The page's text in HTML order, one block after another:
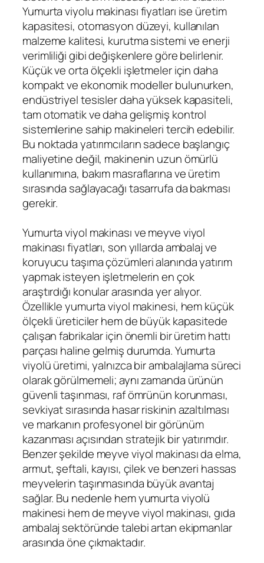
Yumurta viyolu makinası fiyatları ise üretim
kapasitesi, otomasyon düzeyi, kullanılan
malzeme kalitesi, kurutma sistemi ve enerji
verimliliği gibi değişkenlere göre belirlenir.
Küçük ve orta ölçekli işletmeler için daha
kompakt ve ekonomik modeller bulunurken,
endüstriyel tesisler daha yüksek kapasiteli,
tam otomatik ve daha gelişmiş kontrol
sistemlerine sahip makineleri tercih edebilir.
Bu noktada yatırımcıların sadece başlangıç
maliyetine değil, makinenin uzun ömürlü
kullanımına, bakım masraflarına ve üretim
sırasında sağlayacağı tasarrufa da bakması
gerekir.
Yumurta viyol makinası ve meyve viyol
makinası fiyatları, son yıllarda ambalaj ve
koruyucu taşıma çözümleri alanında yatırım
yapmak isteyen işletmelerin en çok
araştırdığı konular arasında yer alıyor.
Özellikle yumurta viyol makinesi, hem küçük
ölçekli üreticiler hem de büyük kapasitede
çalışan fabrikalar için önemli bir üretim hattı
parçası haline gelmiş durumda. Yumurta
viyolü üretimi, yalnızca bir ambalajlama süreci
olarak görülmemeli; aynı zamanda ürünün
güvenli taşınması, raf ömrünün korunması,
sevkiyat sırasında hasar riskinin azaltılması
ve markanın profesyonel bir görünüm
kazanması açısından stratejik bir yatırımdır.
Benzer şekilde meyve viyol makinası da elma,
armut, şeftali, kayısı, çilek ve benzeri hassas
meyvelerin taşınmasında büyük avantaj
sağlar. Bu nedenle hem yumurta viyolü
makinesi hem de meyve viyol makinası, gıda
ambalaj sektöründe talebi artan ekipmanlar
arasında öne çıkmaktadır.